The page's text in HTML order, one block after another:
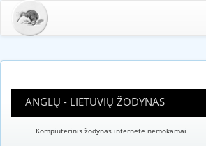
ANGLŲ - LIETUVIŲ ŽODYNAS
Kompiuterinis žodynas internete nemokamai